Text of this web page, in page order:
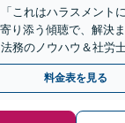
「これはハラスメント
り添う傾聴で、解決
務のノウハウ＆社労
休日・夜間対応】【
料金表を見る